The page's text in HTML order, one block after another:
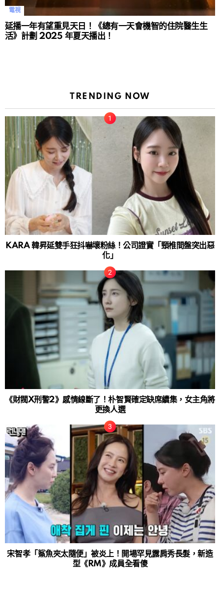
電視
延播一年有望重見天日！《總有一天會機智的住院醫生生
活》計劃 2025 年夏天播出！
TRENDING NOW
KARA 韓昇延雙手狂抖嚇壞粉絲！公司證實「頸椎間盤突出惡
化」
《財閥X刑警2》感情線斷了！朴智賢確定缺席續集，女主角將
更換人選
宋智孝「鯊魚夾太隨便」被炎上！開場罕見露肩秀長髮，新造
型《RM》成員全看傻